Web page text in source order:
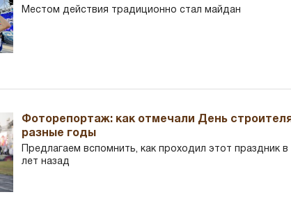
Местом действия традиционно стал майдан
Фоторепортаж: как отмечали День
разные годы
Предлагаем вспомнить, как проходил этот праздник в
лет назад